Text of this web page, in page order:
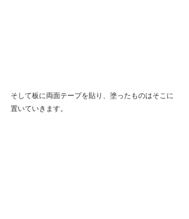
そして板に両面テープを貼り、塗ったものはそこに
置いていきます。